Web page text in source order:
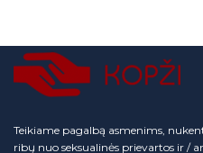
Teikiame pagalbą asmenims,
ribų nuo seksualinės prievartos ir /